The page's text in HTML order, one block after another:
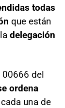
todas
que están
delegación
del
ordena
una de